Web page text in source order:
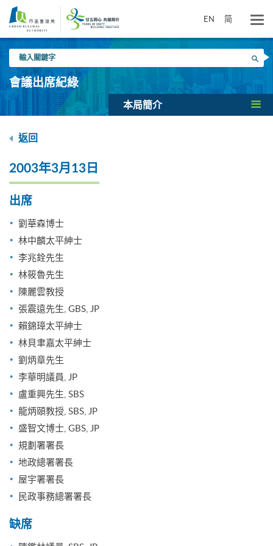
要
EN 简
入
關
鍵
搜尋
會議出席紀綠
本局簡介
返回
2003年3月13日
出席
劉華森博士
林中麟太平紳士
李兆銓先生
林筱魯先生
陳麗雲教授
張震遠先生, GBS, JP
賴錦璋太平紳士
林貝聿嘉太平紳士
劉炳章先生
李華明議員, JP
盧重興先生, SBS
龍炳頤教授, SBS, JP
盛智文博士, GBS, JP
規劃署署長
地政總署署長
屋宇署署長
民政事務總署署長
缺席